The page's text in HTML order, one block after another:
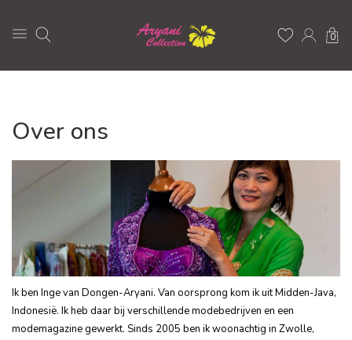
0
Over ons
Ik ben Inge van Dongen-Aryani. Van oorsprong kom ik uit Midden-Java,
Indonesië. Ik heb daar bij verschillende modebedrijven en een
modemagazine gewerkt. Sinds 2005 ben ik woonachtig in Zwolle,